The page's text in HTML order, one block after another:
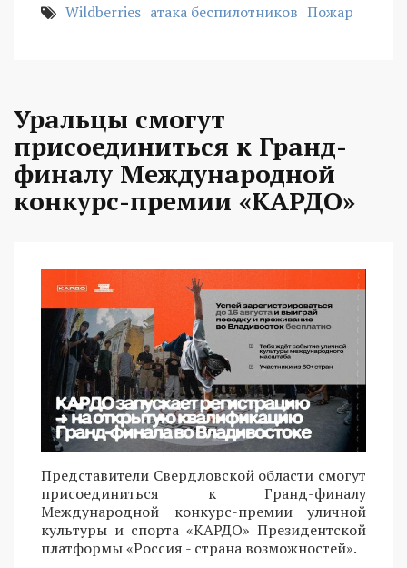
Wildberries атака беспилотников Пожар
Уральцы смогут
присоединиться к Гранд-
финалу Международной
конкурс-премии «КАРДО»
Представители Свердловской области смогут
присоединиться к Гранд-финалу
Международной конкурс-премии уличной
культуры и спорта «КАРДО» Президентской
платформы «Россия - страна возможностей».